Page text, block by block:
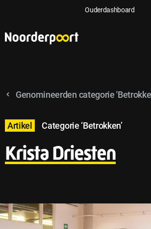
Ouderdashboard
Genomineerden categorie
Krista Driesten
Artikel Categorie ‘Betrokken’